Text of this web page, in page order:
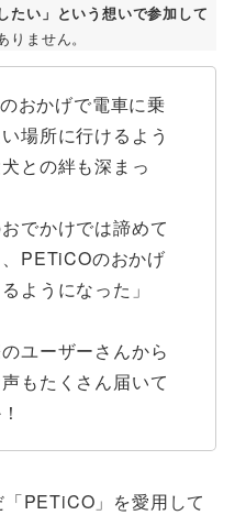
たい」という想いで参加して
りません。
おかげで電車に乗
場所に行けるよう
との絆も深まっ
おでかけでは諦めて
PETiCOのおかげ
ようになった」
ユーザーさんから
もたくさん届いて
「PETiCO」を愛用して